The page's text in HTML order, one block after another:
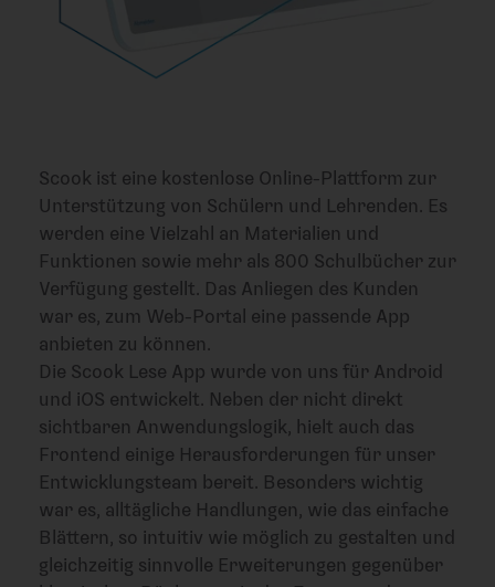
Scook ist eine kostenlose Online-Plattform zur
Unterstützung von Schülern und Lehrenden. Es
werden eine Vielzahl an Materialien und
Funktionen sowie mehr als 800 Schulbücher zur
Verfügung gestellt. Das Anliegen des Kunden
war es, zum Web-Portal eine passende App
anbieten zu können.
Die Scook Lese App wurde von uns für Android
und iOS entwickelt. Neben der nicht direkt
sichtbaren Anwendungslogik, hielt auch das
Frontend einige Herausforderungen für unser
Entwicklungsteam bereit. Besonders wichtig
war es, alltägliche Handlungen, wie das einfache
Blättern, so intuitiv wie möglich zu gestalten und
gleichzeitig sinnvolle Erweiterungen gegenüber